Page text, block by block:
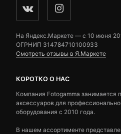
На Яндекс.Маркете — c 10 июня
ОГРНИП 314784710100933
Смотреть отзывы в Я.Маркете
КОРОТКО О НАС
Компания Fotogamma занимается
аксессуаров для
оборудования с 2010 года.
В нашем ассортименте